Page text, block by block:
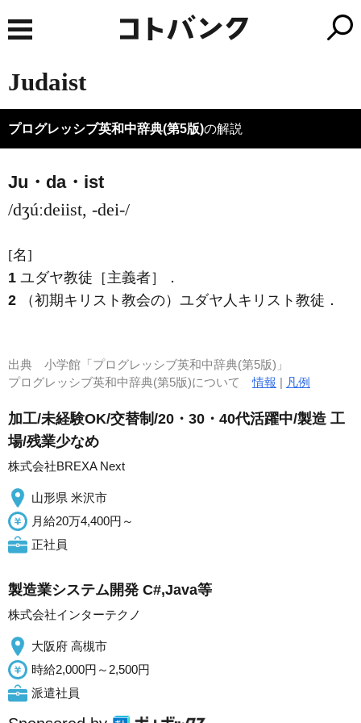
Judaist
プログレッシブ英和中辞典(第5版)の解説
Ju・da・ist
/dʒúːdeiist, -dei-/
[名]
1 ユダヤ教徒［主義者］
．
2 （初期キリスト教会の）ユダヤ人キリスト教徒 ．
出典 小学館「プログレッシブ英和中辞典(第5版)」
プログレッシブ英和中辞典(第5版)について情報 | 凡例
加工/未経験OK/交替制/20・30・40代活躍中/製造 工
場/残業少なめ
株式会社BREXA Next
山形県 米沢市
月給20万4,400円～
正社員
製造業システム開発 C#,Java等
株式会社インターテクノ
大阪府 高槻市
時給2,000円～2,500円
派遣社員